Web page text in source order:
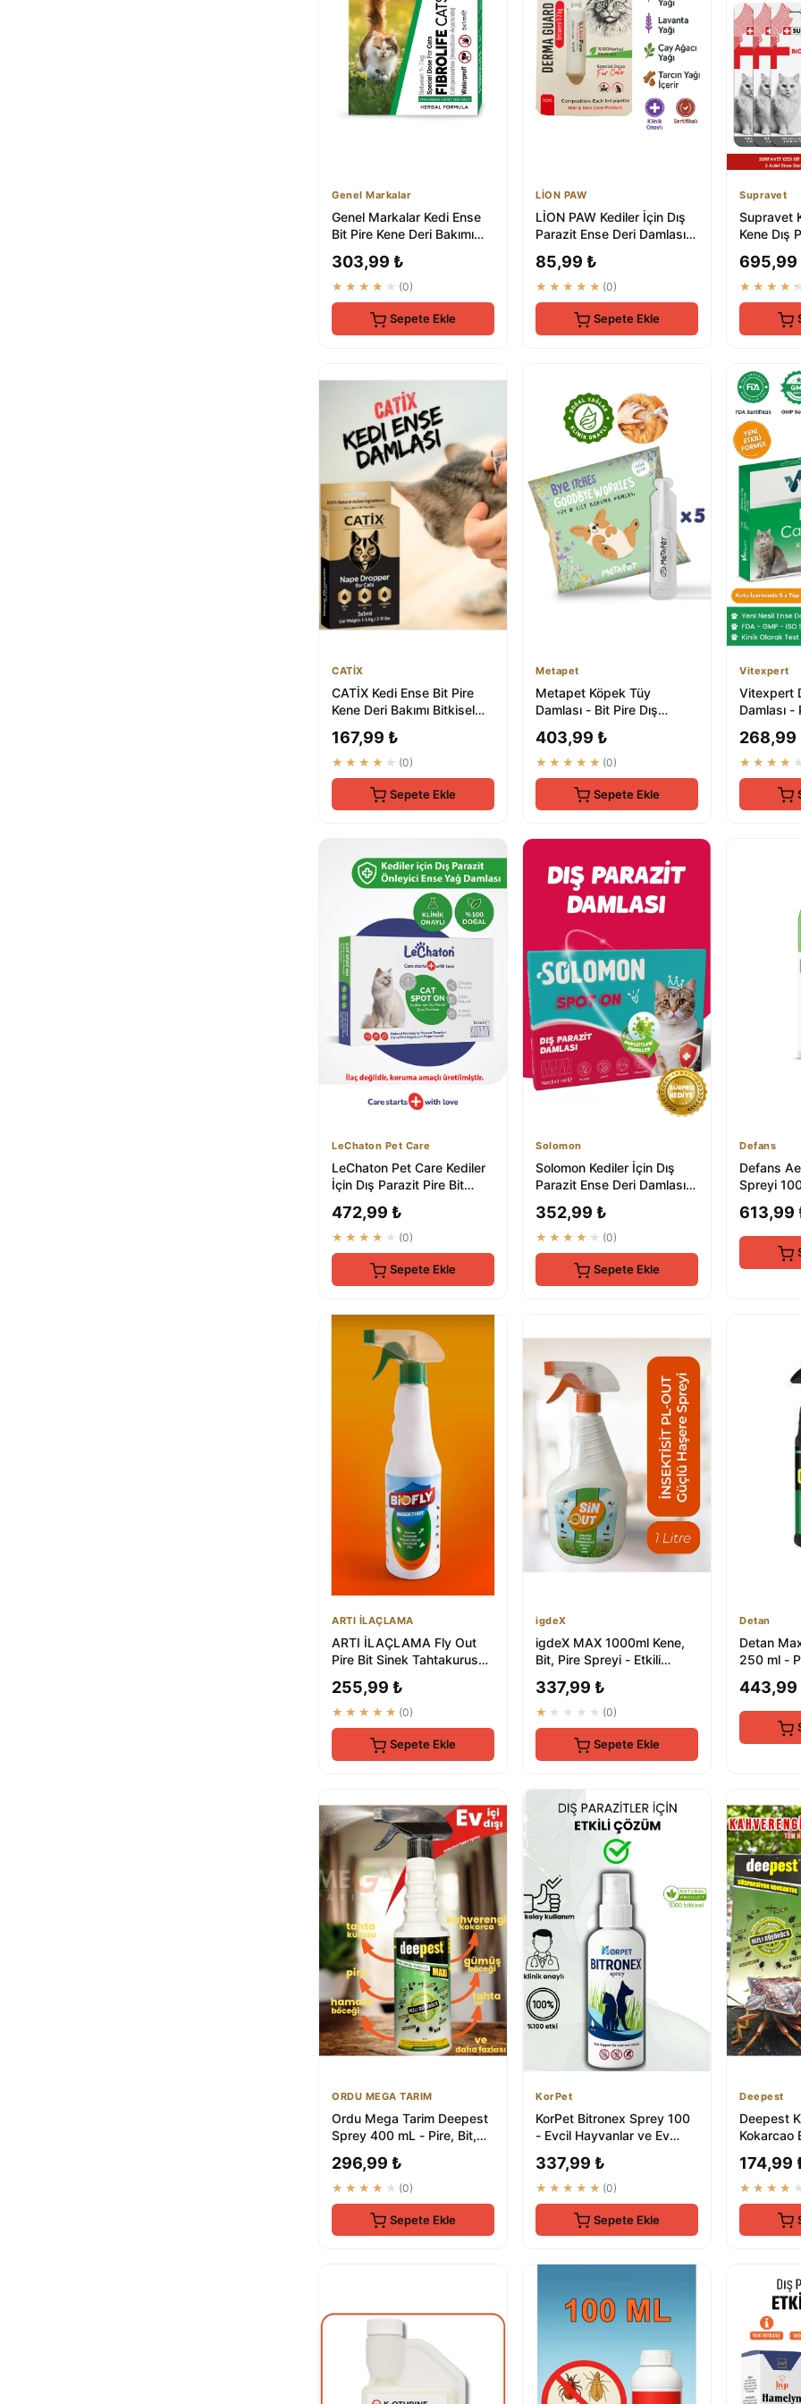
Genel Markalar
Genel Markalar Kedi Ense
Bit Pire Kene Deri Bakımı
303,99 ₺
★★★★★ (0)
Sepete Ekle
LİON PAW
LİON PAW Kediler İçin Dış
Parazit Ense Deri Damlası
85,99 ₺
★★★★★ (0)
Sepete Ekle
Supravet
Supravet
Kene Dış
Doğal
695,99
★★★★★
CATİX
CATİX Kedi Ense Bit Pire
Kene Deri Bakımı Bitkisel
167,99 ₺
★★★★★ (0)
Sepete Ekle
Metapet
Metapet Köpek Tüy
Damlası - Bit Pire Dış
Kullanılabilen Ba...
403,99 ₺
★★★★★ (0)
Sepete Ekle
Vitexpert
Vitexpert
Damlası -
Ç...
268,99
★★★★★
LeChaton Pet Care
LeChaton Pet Care Kediler
İçin Dış Parazit Pire Bit
472,99 ₺
★★★★★ (0)
Sepete Ekle
Solomon
Solomon Kediler İçin Dış
Parazit Ense Deri Damlası
Koruma
352,99 ₺
★★★★★ (0)
Sepete Ekle
Defans
Defans
Spreyi
613,99
ARTI İLAÇLAMA
ARTI İLAÇLAMA Fly Out
Pire Bit Sinek Tahtakurusu
Böcek Sivri Spreyi 500ml
Çok...
255,99 ₺
★★★★★ (0)
Sepete Ekle
igdeX
igdeX MAX 1000ml Kene,
Bit, Pire Spreyi - Etkili
Böcek İlacı
337,99 ₺
★★★★★ (0)
Sepete Ekle
Detan
Detan
250 ml -
Kontrolü
443,99
ORDU MEGA TARIM
Ordu Mega Tarim Deepest
Sprey 400 mL - Pire, Bit,
H...
296,99 ₺
★★★★★ (0)
Sepete Ekle
KorPet
KorPet Bitronex Sprey 100
- Evcil Hayvanlar ve Ev
337,99 ₺
★★★★★ (0)
Sepete Ekle
Deepest
Deepest
Kokarcao
Böcek...
174,99
★★★★★